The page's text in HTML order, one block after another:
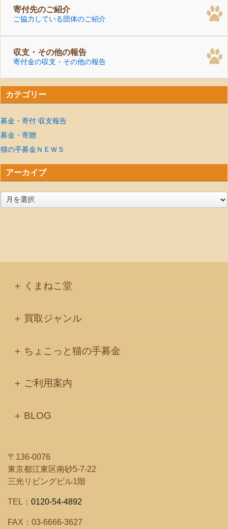
寄付先のご紹介
ご協力している団体のご紹介
収支・その他の報告
寄付金の収支・その他の報告
カテゴリー
募金・寄付 収支報告
募金・寄贈
猫の手募金ＮＥＷＳ
アーカイブ
ー
くまねこ堂
買取ジャンル
ちょこっと猫の手募金
ご利用案内
BLOG
〒136-0076
東京都江東区南砂5-7-22
三光リビングビル1階
TEL： 0120-54-4892
FAX：03-6666-3627